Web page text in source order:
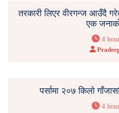
तरकारी लिएर वीरगन्ज आउँदै
एक
4
पर्सामा २०७ किलो
4